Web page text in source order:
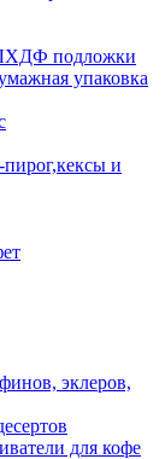
подложки
упаковка
и
эклеров,
для кофе